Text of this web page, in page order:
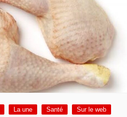
La une Santé Sur le web